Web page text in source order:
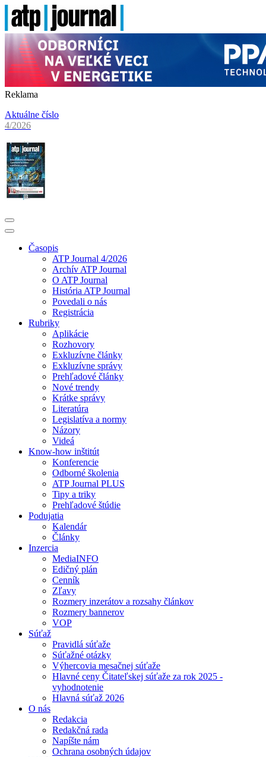
Reklama
Aktuálne číslo
4/2026
Časopis
ATP Journal 4/2026
Archív ATP Journal
O ATP Journal
História ATP Journal
Povedali o nás
Registrácia
Rubriky
Aplikácie
Rozhovory
Exkluzívne články
Exkluzívne správy
Prehľadové články
Nové trendy
Krátke správy
Literatúra
Legislatíva a normy
Názory
Videá
Know-how inštitút
Konferencie
Odborné školenia
ATP Journal PLUS
Tipy a triky
Prehľadové štúdie
Podujatia
Kalendár
Články
Inzercia
MediaINFO
Edičný plán
Cenník
Zľavy
Rozmery inzerátov a rozsahy článkov
Rozmery bannerov
VOP
Súťaž
Pravidlá súťaže
Súťažné otázky
Výhercovia mesačnej súťaže
Hlavné ceny Čitateľskej súťaže za rok 2025 -
vyhodnotenie
Hlavná súťaž 2026
O nás
Redakcia
Redakčná rada
Napíšte nám
Ochrana osobných údajov